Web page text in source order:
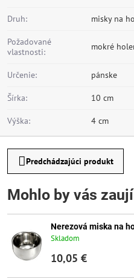
Druh: misky na
Požadované
vlastnosti:
mokré
Určenie: pánske
Šírka: 10 cm
Výška: 4 cm
Predchádzajúci produkt
Mohlo by vás
Nerezová miska na
Skladom
10,05 €